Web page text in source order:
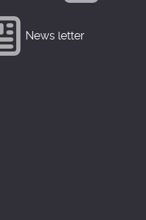
News letter